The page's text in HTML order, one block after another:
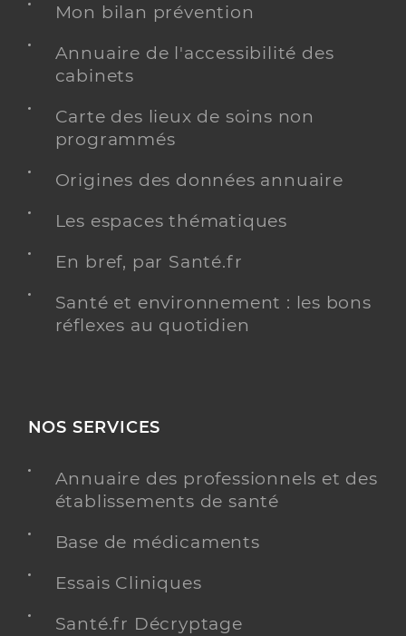
Mon bilan prévention
Annuaire de l'accessibilité des
cabinets
Carte des lieux de soins non
programmés
Origines des données annuaire
Les espaces thématiques
En bref, par Santé.fr
Santé et environnement : les bons
réflexes au quotidien
NOS SERVICES
Annuaire des professionnels et des
établissements de santé
Base de médicaments
Essais Cliniques
Santé.fr Décryptage